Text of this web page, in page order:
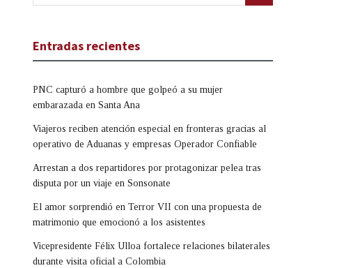
Entradas recientes
PNC capturó a hombre que golpeó a su mujer
embarazada en Santa Ana
Viajeros reciben atención especial en fronteras gracias al
operativo de Aduanas y empresas Operador Confiable
Arrestan a dos repartidores por protagonizar pelea tras
disputa por un viaje en Sonsonate
El amor sorprendió en Terror VII con una propuesta de
matrimonio que emocionó a los asistentes
Vicepresidente Félix Ulloa fortalece relaciones bilaterales
durante visita oficial a Colombia